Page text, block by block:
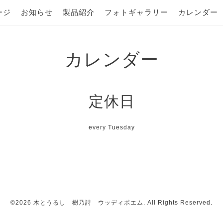
ジ お知らせ 製品紹介 フォトギャラリー カレンダー
カレンダー
定休日
every Tuesday
©2026 木とうるし 樹乃詩 ウッディポエム . All Rights Reserved.